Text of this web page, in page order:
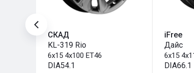
СКАД
KL-319 Rio
6x15 4x100 ET46
DIA54.1
iFree
Дайс
6x15
DIA66.1